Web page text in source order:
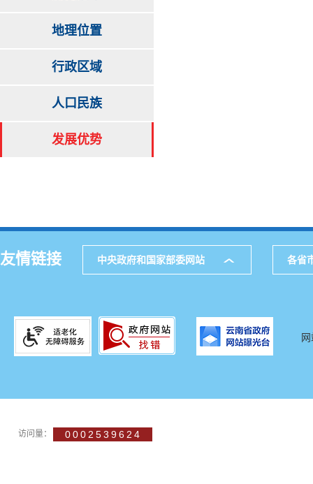
地理位置
行政区域
人口民族
发展优势
友情链接 中央政府和国家部委网站 各省
访问量： 0002539624